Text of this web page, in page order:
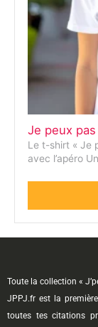
Je peux pas
Le t-shirt « Je
avec l’apéro
Toute la collection «
JPPJ.fr est la
toutes tes citations